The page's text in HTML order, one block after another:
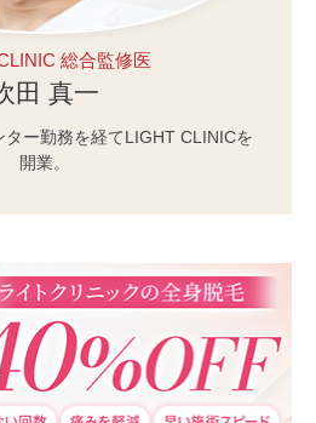
総合監修医
田 真一
ー勤務を経てLIGHT CLINICを
開業。